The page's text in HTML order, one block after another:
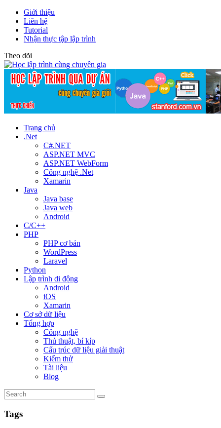
Giới thiệu
Liên hệ
Tutorial
Nhận thực tập lập trình
Theo dõi
Trang chủ
.Net
C#.NET
ASP.NET MVC
ASP.NET WebForm
Công nghệ .Net
Xamarin
Java
Java base
Java web
Android
C/C++
PHP
PHP cơ bản
WordPress
Laravel
Python
Lập trình di động
Android
iOS
Xamarin
Cơ sở dữ liệu
Tổng hợp
Công nghệ
Thủ thuật, bí kíp
Cấu trúc dữ liệu giải thuật
Kiểm thử
Tài liệu
Blog
Tags